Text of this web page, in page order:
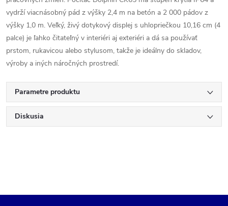
vydrží viacnásobný pád z výšky 2,4 m na betón a 2 000 pádov z
výšky 1,0 m. Veľký, živý dotykový displej s uhlopriečkou 10,16 cm (4
palce) je ľahko čitateľný v interiéri aj exteriéri a dá sa používať
prstom, rukavicou alebo stylusom, takže je ideálny do skladov,
výroby a iných náročných prostredí.
Parametre produktu
Diskusia